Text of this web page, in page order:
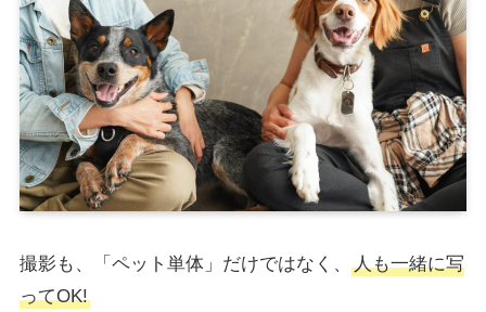
撮影も、「ペット単体」だけではなく、
人も一緒に写
ってOK!